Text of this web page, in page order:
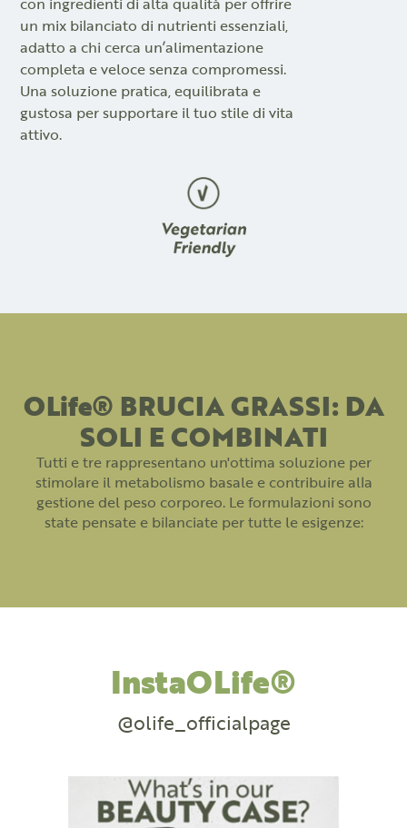
un mix bilanciato di nutrienti essenziali,
adatto a chi cerca un’alimentazione
completa e veloce senza compromessi.
Una soluzione pratica, equilibrata e
gustosa per supportare il tuo stile di vita
attivo.
OLife® BRUCIA GRASSI: DA
SOLI E COMBINATI
Tutti e tre rappresentano un'ottima soluzione per
stimolare il metabolismo basale e contribuire alla
gestione del peso corporeo. Le formulazioni sono
state pensate e bilanciate per tutte le esigenze:
InstaOLife®
@olife_officialpage